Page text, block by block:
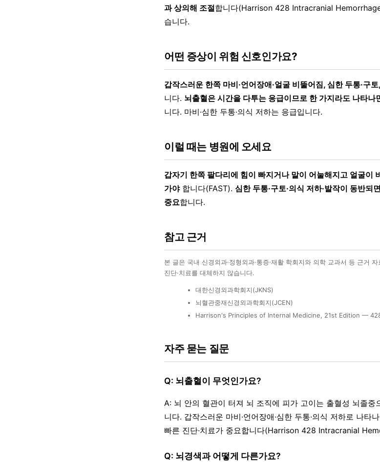
과 상의해 조절합니다(Harrison 428 Intracranial
습니다.
어떤 증상이 위험 신호인가요?
갑작스러운 한쪽 마비·언어장애·얼굴 비뚤어짐, 심한 두통·구
니다. 뇌출혈은 시간을 다투는 응급이므로 한 가지라도 나타나
니다. 마비·심한 두통·의식 저하는 응급입니다.
이럴 때는 병원에 오세요
갑자기 한쪽 팔다리에 힘이 빠지거나 말이 어눌해지고 얼굴이
가야합니다(FAST). 심한 두통·구토·의식 저하·발작이 동반되
중요합니다.
참고 근거
본 글은 국내 신경외과·정형외과·통증·재활 학회지와 의학 교과서 등 근거
진단·치료를 대체하지 않습니다.
대한신경외과학회지(JKNS)
뇌혈관중재신경외과학회지(JCEN)
Harrison's Principles of Internal Medicine, 21st Edition —
자주 묻는 질문
Q: 뇌출혈이 무엇인가요?
A: 뇌 안의 혈관이 터져 뇌 조직에 피가 고이는 출혈성 뇌졸중
니다. 갑작스러운 마비·언어장애·심한 두통·의식 저하로 나타
빠른 진단·치료가 중요합니다(Harrison 428 Intracranial
Q: 뇌경색과 어떻게 다른가요?